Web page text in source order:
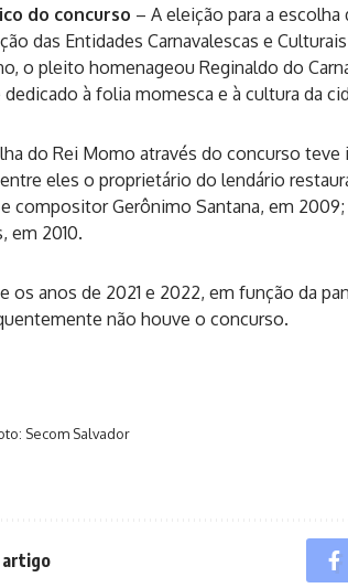
do concurso – A eleição para a
das Entidades Carnavalescas e
o pleito homenageou Reginaldo do
à folia momesca e à cultura da
do Rei Momo através do concurso teve
eles o proprietário do lendário
compositor Gerônimo Santana, em
em 2010.
os anos de 2021 e 2022, em função da
não houve o concurso.
Secom Salvador
artigo